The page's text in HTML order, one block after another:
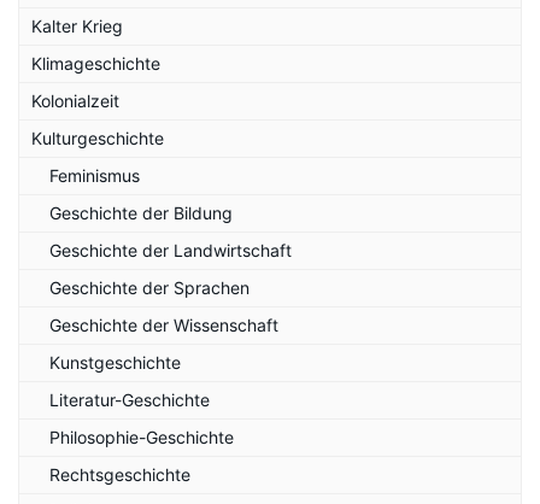
Kalter Krieg
Klimageschichte
Kolonialzeit
Kulturgeschichte
Feminismus
Geschichte der Bildung
Geschichte der Landwirtschaft
Geschichte der Sprachen
Geschichte der Wissenschaft
Kunstgeschichte
Literatur-Geschichte
Philosophie-Geschichte
Rechtsgeschichte